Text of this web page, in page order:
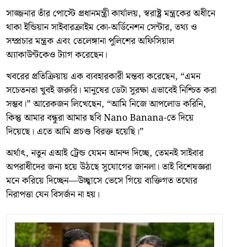
সাজ্জনার তাঁর পোস্টে প্রধানমন্ত্রী কার্যালয়, স্বরাষ্ট্র মন্ত্রকের অধীনে
থাকা ইন্ডিয়ান সাইবারক্রাইম কো-অর্ডিনেশন সেন্টার, তথ্য ও
সম্প্রচার মন্ত্রক এবং তেলেঙ্গানা পুলিশের অফিসিয়াল
অ্যাকাউন্টকেও ট্যাগ করেছেন।
খবরের প্রতিক্রিয়ায় এক ব্যবহারকারী মন্তব্য করেছেন, “এমন
সচেতনতা খুবই জরুরি। মানুষের ডেটা সুরক্ষা এভাবেই নিশ্চিত করা
সম্ভব।” আরেকজন লিখেছেন, “আমি নিজে আপলোড করিনি,
কিন্তু আমার বন্ধুরা আমার ছবি Nano Banana-তে দিয়ে
দিয়েছে। এতে আমি প্রচণ্ড বিরক্ত হয়েছি।”
অর্থাৎ, নতুন এআই ট্রেন্ড যেমন আনন্দ দিচ্ছে, তেমনই সাইবার
অপরাধীদের জন্য হয়ে উঠছে সুযোগের জানলা। তাই বিশেষজ্ঞরা
মনে করিয়ে দিচ্ছেন—উচ্ছ্বাসে ভেসে গিয়ে ব্যক্তিগত তথ্যের
নিরাপত্তা যেন বিসর্জন না হয়।